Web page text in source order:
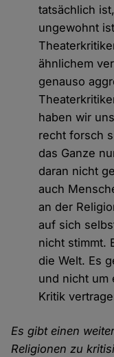
tatsächlich
ungewohnt
ähnlichem
genauso
haben wir
recht forsch
das Ganze
daran nicht
auch
an der
auf sich
nicht stimmt.
die Welt. Es
und nicht um
Kritik
Es gibt einen
Religionen zu